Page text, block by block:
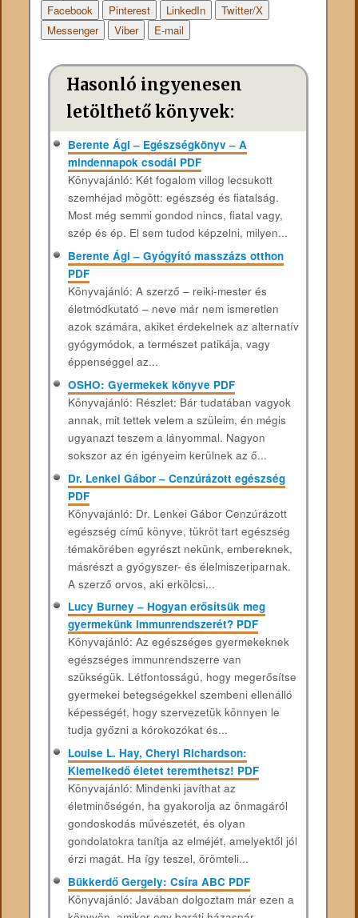
Facebook
Pinterest LinkedIn
Twitter/X
Messenger
Viber E-mail
Hasonló ingyenesen
letölthető könyvek:
Berente Ági – Egészségkönyv – A
mindennapok csodái PDF
Könyvajánló: Két fogalom villog lecsukott
szemhéjad mögött: egészség és fiatalság.
Most még semmi gondod nincs, fiatal vagy,
szép és ép. El sem tudod képzelni, milyen...
Berente Ági – Gyógyító masszázs otthon
PDF
Könyvajánló: A szerző – reiki-mester és
életmódkutató – neve már nem ismeretlen
azok számára, akiket érdekelnek az alternatív
gyógymódok, a természet patikája, vagy
éppenséggel az...
OSHO: Gyermekek könyve PDF
Könyvajánló: Részlet: Bár tudatában vagyok
annak, mit tettek velem a szüleim, én mégis
ugyanazt teszem a lányommal. Nagyon
sokszor az én igényeim kerülnek az ő...
Dr. Lenkei Gábor – Cenzúrázott egészség
PDF
Könyvajánló: Dr. Lenkei Gábor Cenzúrázott
egészség című könyve, tükröt tart egészség
témakörében egyrészt nekünk, embereknek,
másrészt a gyógyszer- és élelmiszeriparnak.
A szerző orvos, aki erkölcsi...
Lucy Burney – Hogyan erősítsük meg
gyermekünk immunrendszerét? PDF
Könyvajánló: Az egészséges gyermekeknek
egészséges immunrendszerre van
szükségük. Létfontosságú, hogy megerősítse
gyermekei betegségekkel szembeni ellenálló
képességét, hogy szervezetük könnyen le
tudja győzni a kórokozókat és...
Louise L. Hay, Cheryl Richardson:
Kiemelkedő életet teremthetsz! PDF
Könyvajánló: Mindenki javíthat az
életminőségén, ha gyakorolja az önmagáról
gondoskodás művészetét, és olyan
gondolatokra tanítja az elméjét, amelyektől jól
érzi magát. Ha így teszel, örömteli...
Bükkerdő Gergely: Csíra ABC PDF
Könyvajánló: Javában ​dolgoztam már ezen a